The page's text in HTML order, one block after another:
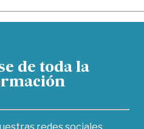
de toda la